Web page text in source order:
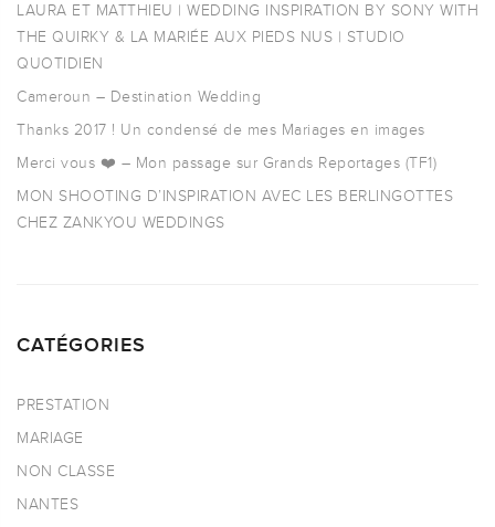
LAURA ET MATTHIEU | WEDDING INSPIRATION BY SONY WITH
THE QUIRKY & LA MARIÉE AUX PIEDS NUS | STUDIO
QUOTIDIEN
Cameroun – Destination Wedding
Thanks 2017 ! Un condensé de mes Mariages en images
Merci vous ❤️ – Mon passage sur Grands Reportages (TF1)
MON SHOOTING D’INSPIRATION AVEC LES BERLINGOTTES
CHEZ ZANKYOU WEDDINGS
CATÉGORIES
PRESTATION
MARIAGE
NON CLASSE
NANTES